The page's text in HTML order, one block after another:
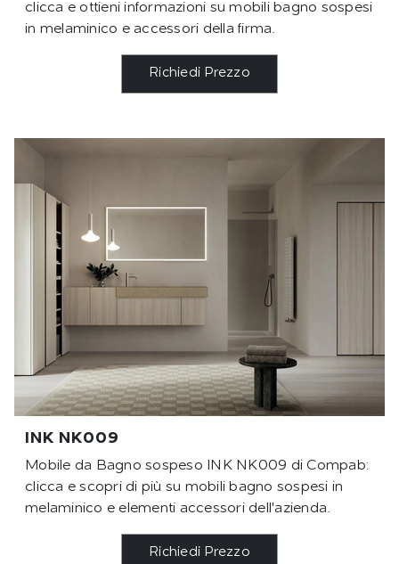
clicca e ottieni informazioni su mobili bagno sospesi
in melaminico e accessori della firma.
Richiedi Prezzo
INK NK009
Mobile da Bagno sospeso INK NK009 di Compab:
clicca e scopri di più su mobili bagno sospesi in
melaminico e elementi accessori dell'azienda.
Richiedi Prezzo